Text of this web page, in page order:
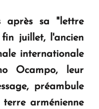
et d'avenir
après sa "lettre
fin juillet, l'ancien
internationale
Ocampo, leur
préambule
arménienne